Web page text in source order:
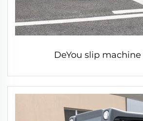
DeYou slip machine